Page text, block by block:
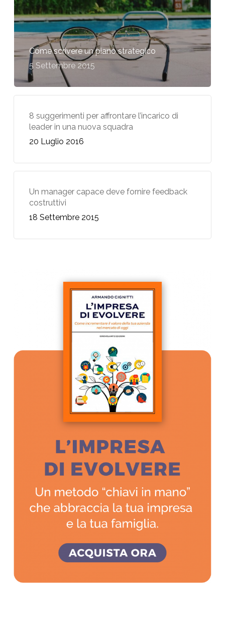
Come scrivere un piano strategico
5 Settembre 2015
8 suggerimenti per affrontare l’incarico di
leader in una nuova squadra
20 Luglio 2016
Un manager capace deve fornire feedback
costruttivi
18 Settembre 2015